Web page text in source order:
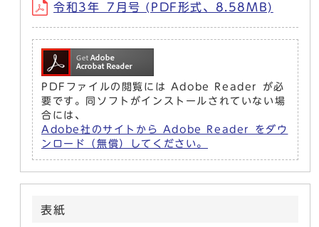
令和3年_7月号 (PDF形式、8.58MB)
PDFファイルの閲覧には Adobe Reader が必
要です。同ソフトがインストールされていない場
合には、
Adobe社のサイトから Adobe Reader をダウ
ンロード（無償）してください。
表紙